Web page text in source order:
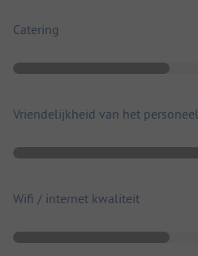
Catering
Vriendelijkheid van het personeel
Wifi / internet kwaliteit